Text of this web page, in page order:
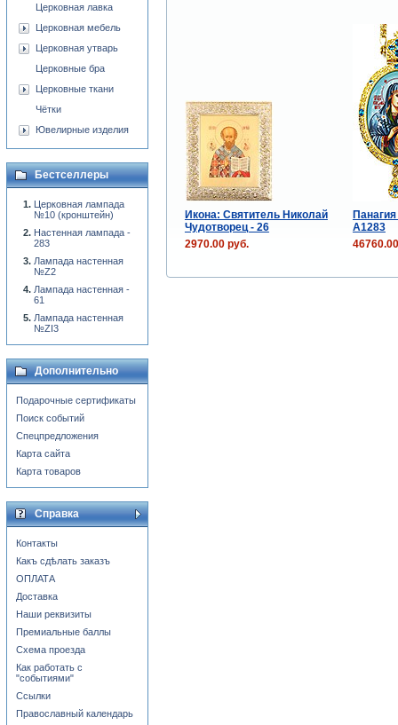
Икона: Святитель Николай
Чудотворец - 26
А1283
2970.00 руб.
Церковная лавка
Церковная мебель
Церковная утварь
Церковные бра
Церковные ткани
Чётки
Ювелирные изделия
Бестселлеры
Церковная лампада
№10 (кронштейн)
Настенная лампада -
283
Лампада настенная
№Z2
Лампада настенная -
61
Лампада настенная
№ZI3
Дополнительно
Подарочные сертификаты
Поиск событий
Спецпредложения
Карта сайта
Карта товаров
Справка
Контакты
Какъ сдѣлать заказъ
ОПЛАТА
Доставка
Наши реквизиты
Премиальные баллы
Схема проезда
Как работать с
"событиями"
Ссылки
Православный календарь